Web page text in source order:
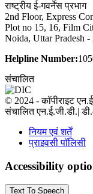
राष्ट्रीय ई-गवर्नेंस प्रभाग
2nd Floor, Express
Plot no 15, 16, Film
Noida, Uttar Pradesh -
Helpline Number:
संचालित
© 2024 - कॉपीराइट
संचालित एन.ई.जी.डी.|
नियम एवं शर्तें
प्राइवसी पॉलिसी
Accessibility
Text To Speech